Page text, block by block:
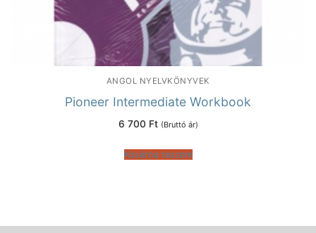
ANGOL NYELVKÖNYVEK
Pioneer Intermediate Workbook
6 700 Ft (Bruttó ár)
Kosárba teszem